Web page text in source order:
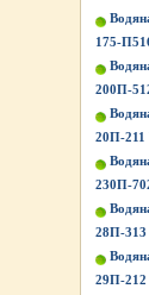
175-
200П-
20П-211
230П-
28П-313
29П-212